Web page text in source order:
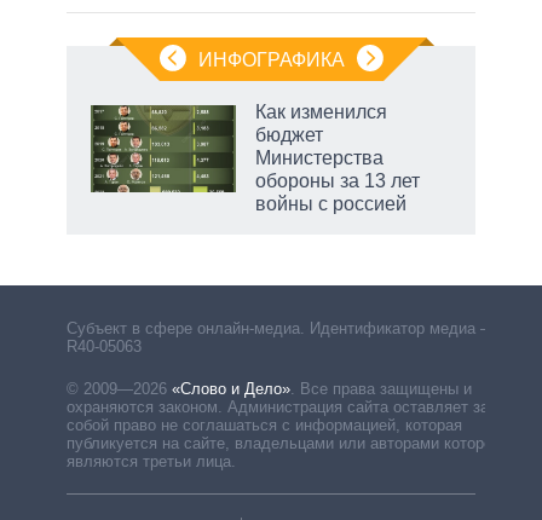
ИНФОГРАФИКА
Как изменился
бюджет
Министерства
обороны за 13 лет
войны с россией
Субъект в сфере онлайн-медиа. Идентификатор медиа –
R40-05063
© 2009—2026 «Слово и Дело» Все права защищены и
охраняются законом. Администрация сайта оставляет за
собой право не соглашаться с информацией, которая
публикуется на сайте, владельцами или авторами которой
являются третьи лица.